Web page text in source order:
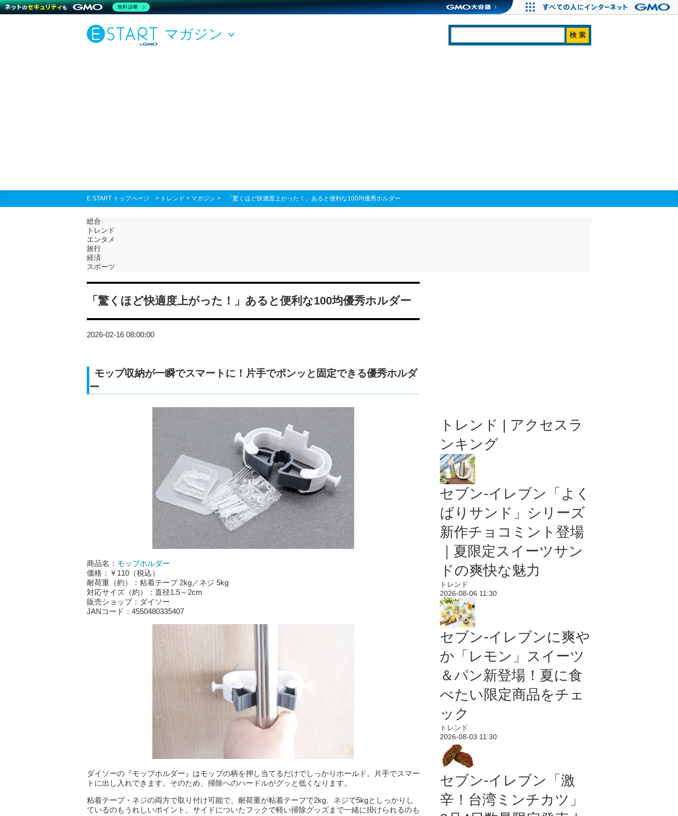
マガジン
E START トップページ > トレンド > マガジン > 「驚くほど快適度上がった！」あると便利な100均優秀ホルダー
総合
トレンド
エンタメ
旅行
経済
スポーツ
「驚くほど快適度上がった！」あると便利な100均優秀ホルダー
2026-02-16 08:00:00
モップ収納が一瞬でスマートに！片手でポンッと固定できる優秀ホルダ
ー
商品名： モップホルダー
価格：￥110（税込）
耐荷重（約）：粘着テープ 2kg／ネジ 5kg
対応サイズ（約）：直径1.5～2cm
販売ショップ：ダイソー
JANコード：4550480335407
ダイソーの『モップホルダー』はモップの柄を押し当てるだけでしっかりホールド。片手でスマー
トに出し入れできます。そのため、掃除へのハードルがグッと低くなります。
粘着テープ・ネジの両方で取り付け可能で、耐荷重が粘着テープで2kg、ネジで5kgとしっかりし
ているのもうれしいポイント。サイドについたフックで軽い掃除グッズまで一緒に掛けられるのも
トレンド | アクセスラ
ンキング
セブン‐イレブン「よく
ばりサンド」シリーズ
新作チョコミント登場
｜夏限定スイーツサン
ドの爽快な魅力
トレンド
2026-08-06 11:30
セブン‐イレブンに爽や
か「レモン」スイーツ
＆パン新登場！夏に食
べたい限定商品をチェ
ック
トレンド
2026-08-03 11:30
セブン-イレブン「激
辛！台湾ミンチカツ」
無料診断